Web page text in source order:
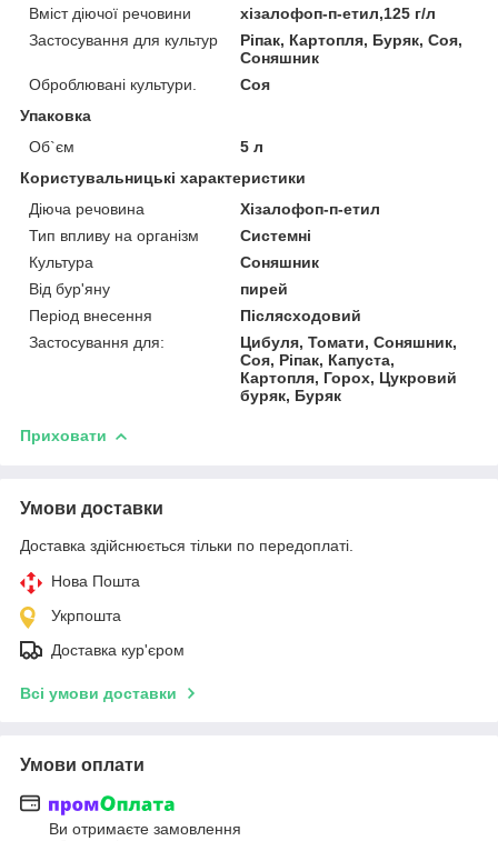
Вміст діючої речовини
хізалофоп-п-етил,125 г/л
Застосування для культур
Ріпак, Картопля, Буряк, Соя,
Соняшник
Оброблювані культури.
Соя
Упаковка
Об`єм
5 л
Користувальницькі характеристики
Діюча речовина
Хізалофоп-п-етил
Тип впливу на організм
Системні
Культура
Соняшник
Від бур'яну
пирей
Період внесення
Післясходовий
Застосування для:
Цибуля, Томати, Соняшник,
Соя, Ріпак, Капуста,
Картопля, Горох, Цукровий
буряк, Буряк
Приховати
Умови доставки
Доставка здійснюється тільки по передоплаті.
Нова Пошта
Укрпошта
Доставка кур'єром
Всі умови доставки
Умови оплати
Ви отримаєте замовлення